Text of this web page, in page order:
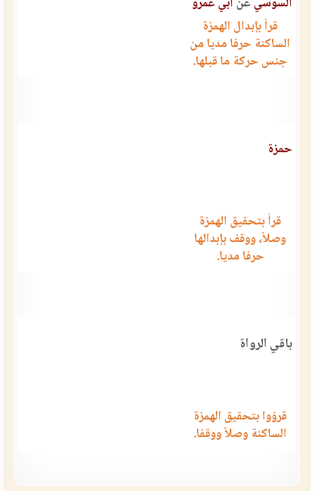
قرأ بإبدال الهمزة
الساكنة حرفا مديا من
جنس حركة ما قبلها.
حمزة
قرأ بتحقيق الهمزة
وصلاً، ووقف بإبدالها
حرفا مديا.
باقي الرواة
قرؤوا بتحقيق الهمزة
الساكنة وصلاً ووقفا.